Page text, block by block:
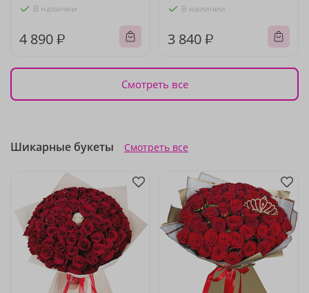
В наличии
4 890 ₽
В наличии
3 840 ₽
Смотреть все
Шикарные букеты Смотреть все